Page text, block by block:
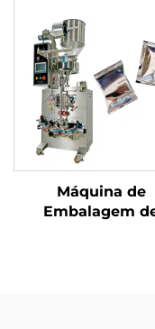
Máquina de
Embalagem